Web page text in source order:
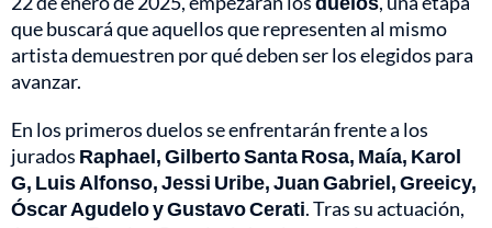
que buscará que aquellos que representen al mismo
artista demuestren por qué deben ser los elegidos para
avanzar.
En los primeros duelos se enfrentarán frente a los
jurados Raphael, Gilberto Santa Rosa, Maía, Karol
G, Luis Alfonso, Jessi Uribe, Juan Gabriel, Greeicy,
Óscar Agudelo y Gustavo Cerati. Tras su actuación,